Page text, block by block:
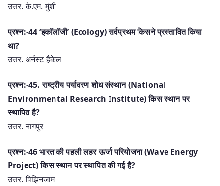
उत्तर. के.एम. मुंशी
प्रश्न:-44 ‘इकॉलॉजी’ (Ecology) सर्वप्रथम किसने प्रस्तावित किया
था?
उत्तर. अर्नस्ट हैकेल
प्रश्न:-45. राष्ट्रीय पर्यावरण शोध संस्थान (National
Environmental Research Institute) किस स्थान पर
स्थापित है?
उत्तर. नागपुर
प्रश्न:-46 भारत की पहली लहर ऊर्जा परियोजना (Wave Energy
Project) किस स्थान पर स्थापित की गई है?
उत्तर. विझिनजाम